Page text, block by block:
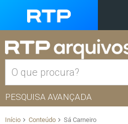
PESQUISA AVANÇADA
Início Conteúdo Sá Carneiro